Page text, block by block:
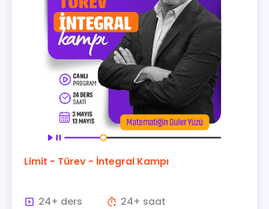
Limit - Türev - İntegral Kampı
24+ ders 24+ saat